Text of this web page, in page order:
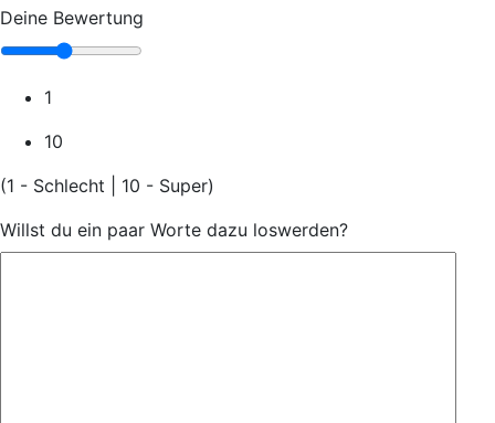
Deine Bewertung
1
10
(1 - Schlecht | 10 - Super)
Willst du ein paar Worte dazu loswerden?